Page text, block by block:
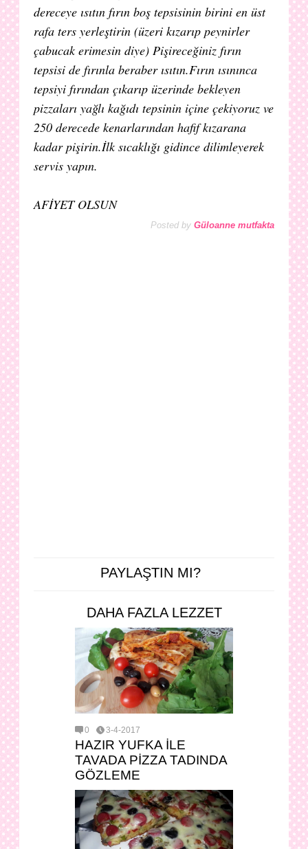
dereceye ısıtın fırın boş tepsisinin birini en üst
rafa ters yerleştirin (üzeri kızarıp peynirler
çabucak erimesin diye) Pişireceğiniz fırın
tepsisi de fırınla beraber ısıtın.Fırın ısınınca
tepsiyi fırından çıkarıp üzerinde bekleyen
pizzaları yağlı kağıdı tepsinin içine çekiyoruz ve
250 derecede kenarlarından hafif kızarana
kadar pişirin.İlk sıcaklığı gidince dilimleyerek
servis yapın.
AFİYET OLSUN
Posted by Güloanne mutfakta
PAYLAŞTIN MI?
DAHA FAZLA LEZZET
0 3-4-2017
HAZIR YUFKA İLE
TAVADA PİZZA TADINDA
GÖZLEME